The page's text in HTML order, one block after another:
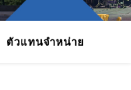
ตัวแทนจำหน่าย